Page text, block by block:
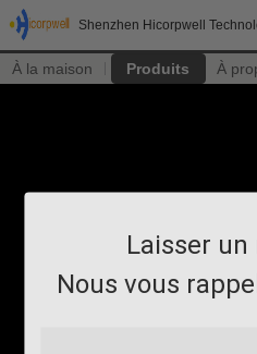
Shenzhen Hicorpwell
À la maison Produits À
Laisser un
Nous vous